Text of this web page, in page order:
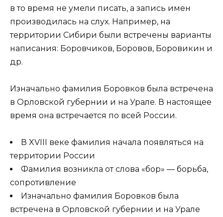
в то время не умели писать, а запись имен
производилась на слух. Например, на
территории Сибири были встречены варианты
написания: Боровчиков, Боровов, Боровикин и
др.
Изначально фамилия Боровков была встречена
в Орловской губернии и на Урале. В настоящее
время она встречается по всей России.
В XVIII веке фамилия начала появляться на
территории России
Фамилия возникла от слова «бор» — борьба,
сопротивление
Изначально фамилия Боровков была
встречена в Орловской губернии и на Урале